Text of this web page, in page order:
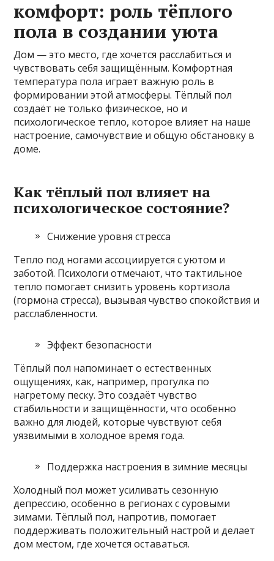
комфорт: роль тёплого
пола в создании уюта
Дом — это место, где хочется расслабиться и
чувствовать себя защищённым. Комфортная
температура пола играет важную роль в
формировании этой атмосферы. Тёплый пол
создаёт не только физическое, но и
психологическое тепло, которое влияет на наше
настроение, самочувствие и общую обстановку в
доме.
Как тёплый пол влияет на
психологическое состояние?
Снижение уровня стресса
Тепло под ногами ассоциируется с уютом и
заботой. Психологи отмечают, что тактильное
тепло помогает снизить уровень кортизола
(гормона стресса), вызывая чувство спокойствия и
расслабленности.
Эффект безопасности
Тёплый пол напоминает о естественных
ощущениях, как, например, прогулка по
нагретому песку. Это создаёт чувство
стабильности и защищённости, что особенно
важно для людей, которые чувствуют себя
уязвимыми в холодное время года.
Поддержка настроения в зимние месяцы
Холодный пол может усиливать сезонную
депрессию, особенно в регионах с суровыми
зимами. Тёплый пол, напротив, помогает
поддерживать положительный настрой и делает
дом местом, где хочется оставаться.